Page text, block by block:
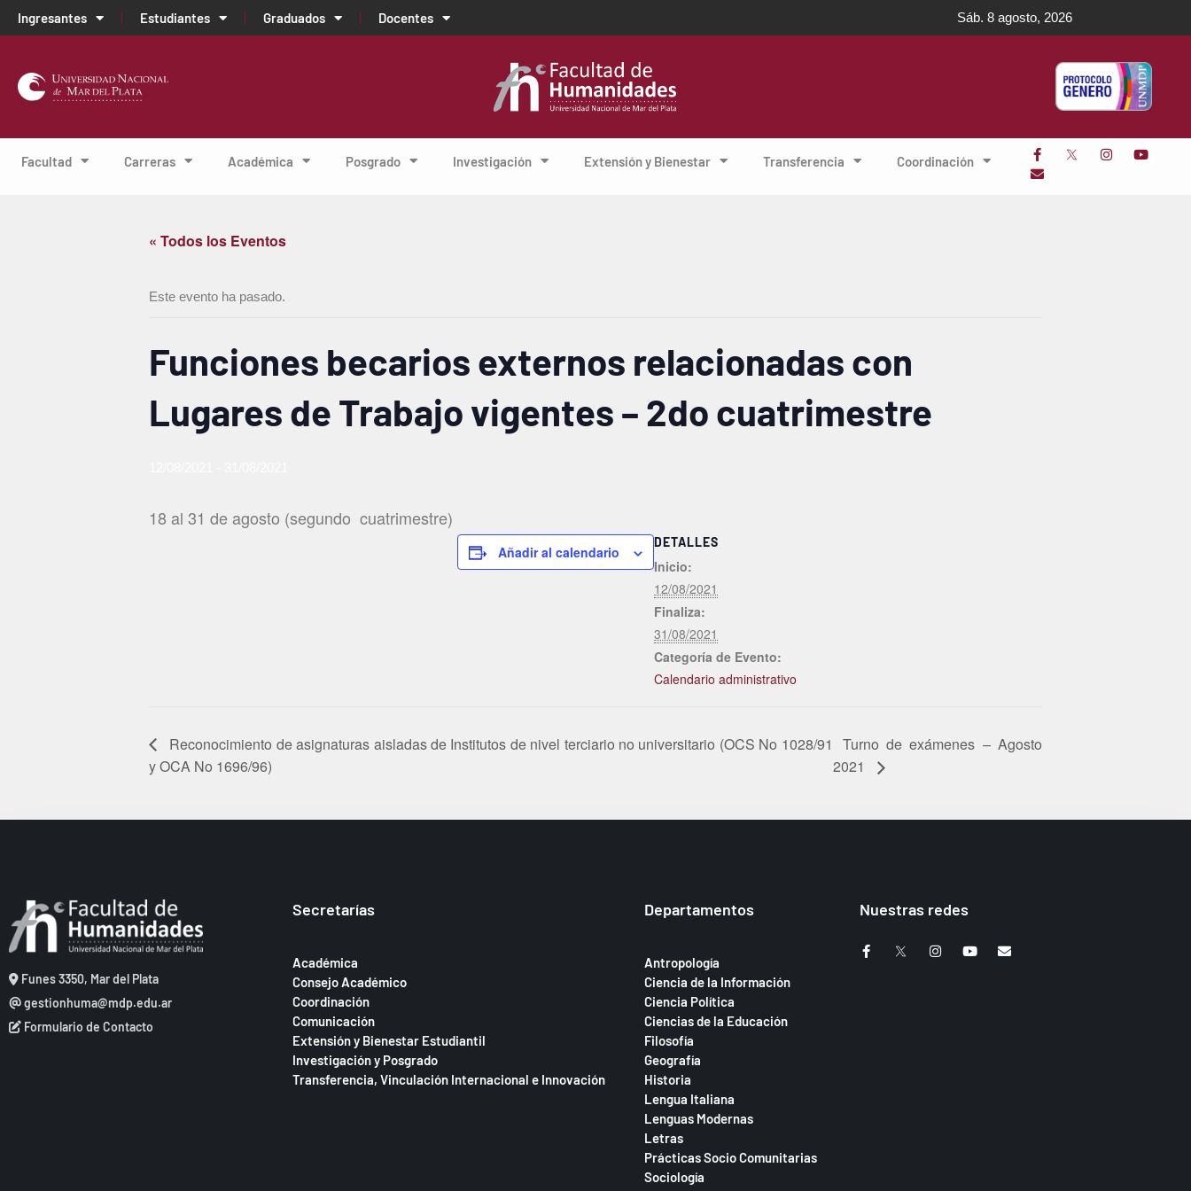
Ingresantes Estudiantes Graduados Docentes Sáb. 8 agosto, 2026
Facultad Carreras Académica Posgrado Investigación Extensión y Bienestar Transferencia Coordinación
« Todos los Eventos
Este evento ha pasado.
Funciones becarios externos relacionadas con
Lugares de Trabajo vigentes – 2do cuatrimestre
18 al 31 de agosto (segundo cuatrimestre)
Añadir al calendario
DETALLES
Inicio:
12/08/2021
Finaliza:
31/08/2021
Categoría de Evento:
Calendario administrativo
Reconocimiento de asignaturas aisladas de Institutos de nivel terciario no universitario (OCS No 1028/91
y OCA No 1696/96)
Turno de exámenes – Agosto
2021
Funes 3350, Mar del Plata
gestionhuma@mdp.edu.ar
Formulario de Contacto
Secretarías
Académica
Consejo Académico
Coordinación
Comunicación
Extensión y Bienestar Estudiantil
Investigación y Posgrado
Transferencia, Vinculación Internacional e Innovación
Departamentos
Antropología
Ciencia de la Información
Ciencia Política
Ciencias de la Educación
Filosofía
Geografía
Historia
Lengua Italiana
Lenguas Modernas
Letras
Prácticas Socio Comunitarias
Sociología
Nuestras redes